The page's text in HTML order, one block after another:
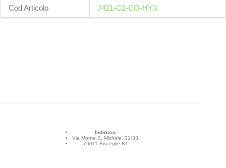
Cod Articolo J421-C2-CO-HY3
Indirizzo:
Via Monte S. Michele, 31/33,
76011 Bisceglie BT